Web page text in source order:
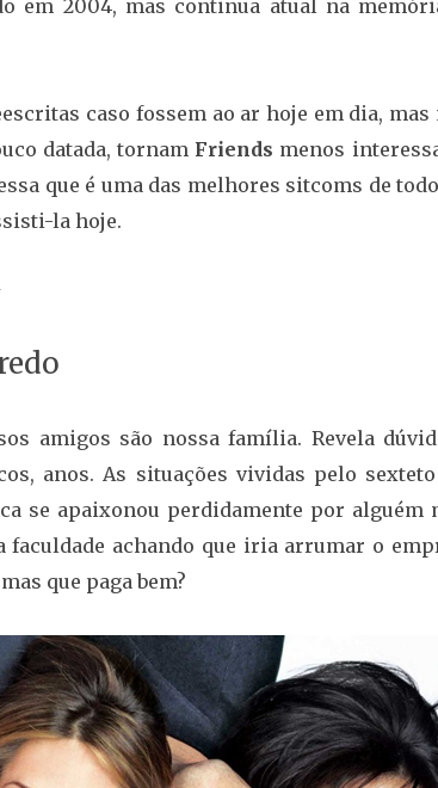
em 2004, mas continua atual na
caso fossem ao ar hoje em dia, mas
datada, tornam Friends menos
que é uma das melhores sitcoms de
la hoje.
amigos são nossa família. Revela
anos. As situações vividas pelo
se apaixonou perdidamente por alguém
achando que iria arrumar o
que paga bem?